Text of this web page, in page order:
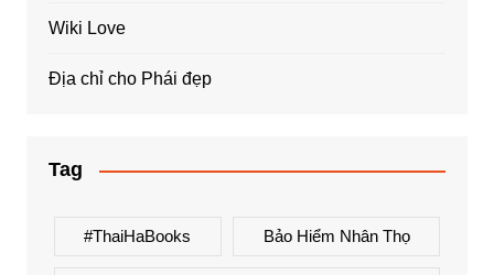
Wiki Love
Địa chỉ cho Phái đẹp
Tag
#ThaiHaBooks Bảo Hiểm Nhân Thọ